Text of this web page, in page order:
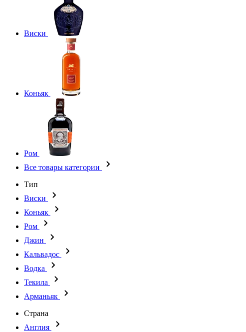
Виски
Коньяк
Ром
Все товары категории
Тип
Виски
Коньяк
Ром
Джин
Кальвадос
Водка
Текила
Арманьяк
Страна
Англия